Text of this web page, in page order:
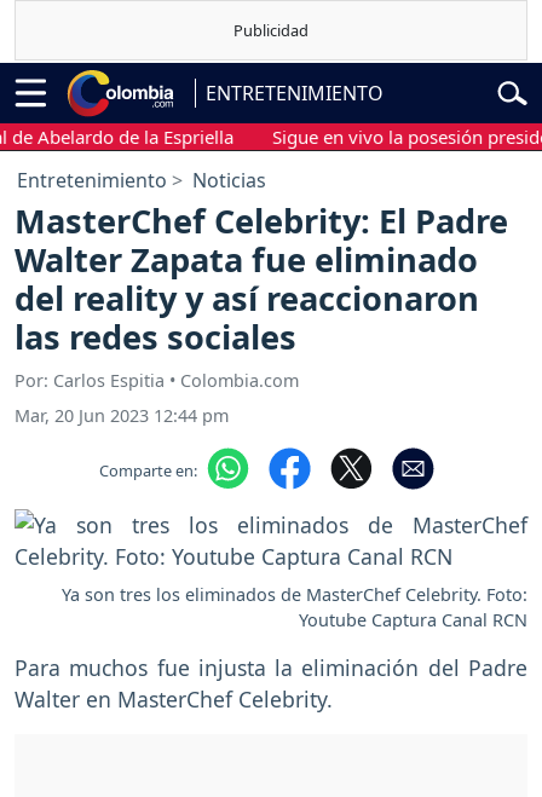
ENTRETENIMIENTO
de la Espriella Sigue en vivo la posesión
Entretenimiento Noticias
MasterChef Celebrity: El Padre
Walter Zapata fue eliminado
del reality y así reaccionaron
las redes sociales
Por: Carlos Espitia • Colombia.com
Mar, 20 Jun 2023 12:44 pm
Comparte en:
Ya son tres los eliminados de MasterChef Celebrity. Foto:
Youtube Captura Canal RCN
Para muchos fue injusta la eliminación del Padre
Walter en MasterChef Celebrity.